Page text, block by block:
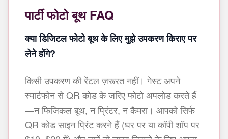
पार्टी फोटो बूथ FAQ
क्या डिजिटल फोटो बूथ के लिए मुझे उपकरण किराए पर
लेने होंगे?
किसी उपकरण की रेंटल ज़रूरत नहीं। गेस्ट अपने
स्मार्टफोन से QR कोड के जरिए फोटो अपलोड करते हैं
—न फिजिकल बूथ, न प्रिंटर, न कैमरा। आपको सिर्फ
QR कोड साइन प्रिंट करने हैं (घर पर या कॉपी शॉप पर